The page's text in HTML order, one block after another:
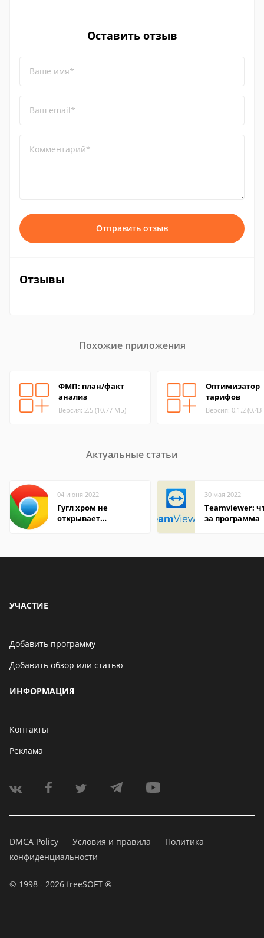
Оставить отзыв
Ваше имя*
Ваш email*
Комментарий*
Отправить отзыв
Отзывы
Похожие приложения
ФМП: план/факт
анализ
Версия: 2.5 (10.77 МБ)
Оптимизатор
тарифов
Версия: 0.1.2
Актуальные статьи
04 июня 2022
Гугл хром не
открывает
30 мая 2022
Teamviewer:
за программа
УЧАСТИЕ
Добавить программу
Добавить обзор или статью
ИНФОРМАЦИЯ
Контакты
Реклама
DMCA Policy Условия и правила
Политика
конфиденциальности
© 1998 - 2026 freeSOFT ®